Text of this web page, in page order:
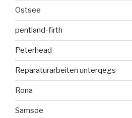
Ostsee
pentland-firth
Peterhead
Reparaturarbeiten unterqegs
Rona
Samsoe